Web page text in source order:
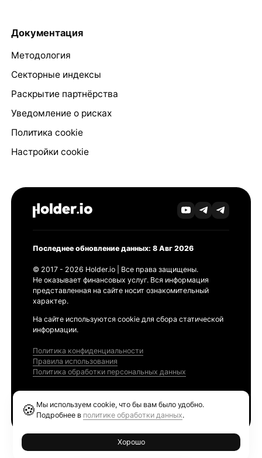
Документация
Методология
Секторные индексы
Раскрытие партнёрства
Уведомление о рисках
Политика cookie
Настройки cookie
Последнее обновление данных: 8 Авг 2026
© 2017 - 2026 Holder.io | Все права защищены.
Не оказывает финансовых услуг. Вся информация
представленная на сайте носит ознакомительный
характер.
На сайте используются cookie для сбора статической
информации.
Политика конфиденциальности
Правила использования
Политика обработки персональных данных
🍪 Мы используем cookie, что бы вам было удобно.
Подробнее в политике обработки данных.
Хорошо
Ethereum GAS Tracker